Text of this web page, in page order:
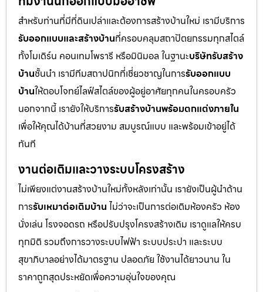
สำหรับท่านที่มีที่ดินเปล่าและต้องการสร้างบ้านใหม่ เรามีบริการ
รับออกแบบและสร้างบ้านที่ครอบคลุมสถาปัตยกรรมทุกสไตล์
ทั้งโมเดิร์น คอนเทมโพรารี หรือมินิมอล ในฐานะบริษัทรับสร้าง
บ้านชั้นนำ เรามีทีมสถาปนิกที่เชี่ยวชาญในการรับออกแบบ
บ้านให้ตอบโจทย์ไลฟ์สไตล์ของผู้อยู่อาศัยทุกคนในครอบครัว
นอกจากนี้ เรายังให้บริการรับสร้างบ้านพร้อมตกแต่งภายใน
เพื่อให้คุณได้บ้านที่สวยงาม สมบูรณ์แบบ และพร้อมเข้าอยู่ได้
ทันที
งานต่อเติมและวางระบบโครงสร้าง
ไม่เพียงแต่งานสร้างบ้านใหม่ทั้งหลังเท่านั้น เรายังเป็นผู้นำด้าน
การรับเหมาต่อเติมบ้าน ไม่ว่าจะเป็นการต่อเติมห้องครัว ห้อง
นั่งเล่น โรงจอดรถ หรือปรับปรุงโครงสร้างเดิม เราดูแลให้ครบ
ทุกมิติ รวมถึงการวางระบบไฟฟ้า ระบบประปา และระบบ
สุขาภิบาลอย่างได้มาตรฐาน ปลอดภัย ใช้งานได้ยาวนาน ใน
ราคาถูกสุดประหยัดเพื่อความอุ่นใจของคุณ